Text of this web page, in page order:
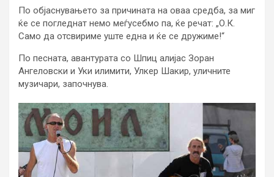
По објаснувањето за причината на оваа средба, за миг
ќе се погледнат немо меѓусебмо па, ќе речат: „О.К.
Само да отсвириме уште една и ќе се дружиме!“
По песната, авантурата со Шпиц алијас Зоран
Ангеловски и Уки илимити, Улкер Шакир, уличните
музичари, започнува.